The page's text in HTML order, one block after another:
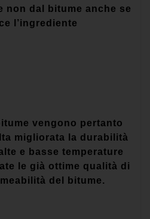
non dal bitume anche se
l’ingrediente
vengono pertanto
migliorata la durabilità
e basse temperature
le già ottime qualità di
del bitume.